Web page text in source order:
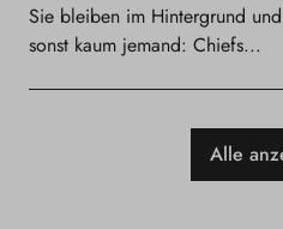
Sie bleiben im Hintergrund
sonst kaum jemand: Chiefs...
Alle